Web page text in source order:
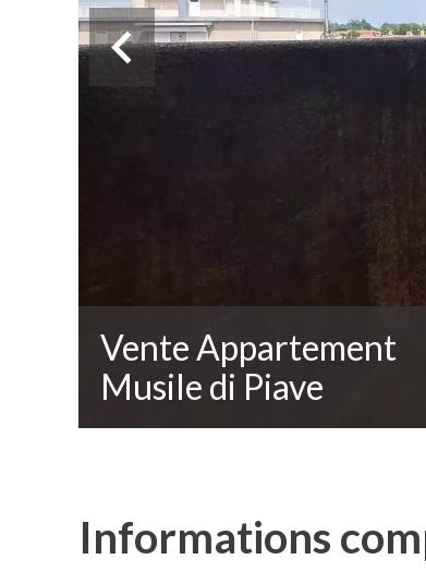
Vente Appartement
Musile di Piave
Informations